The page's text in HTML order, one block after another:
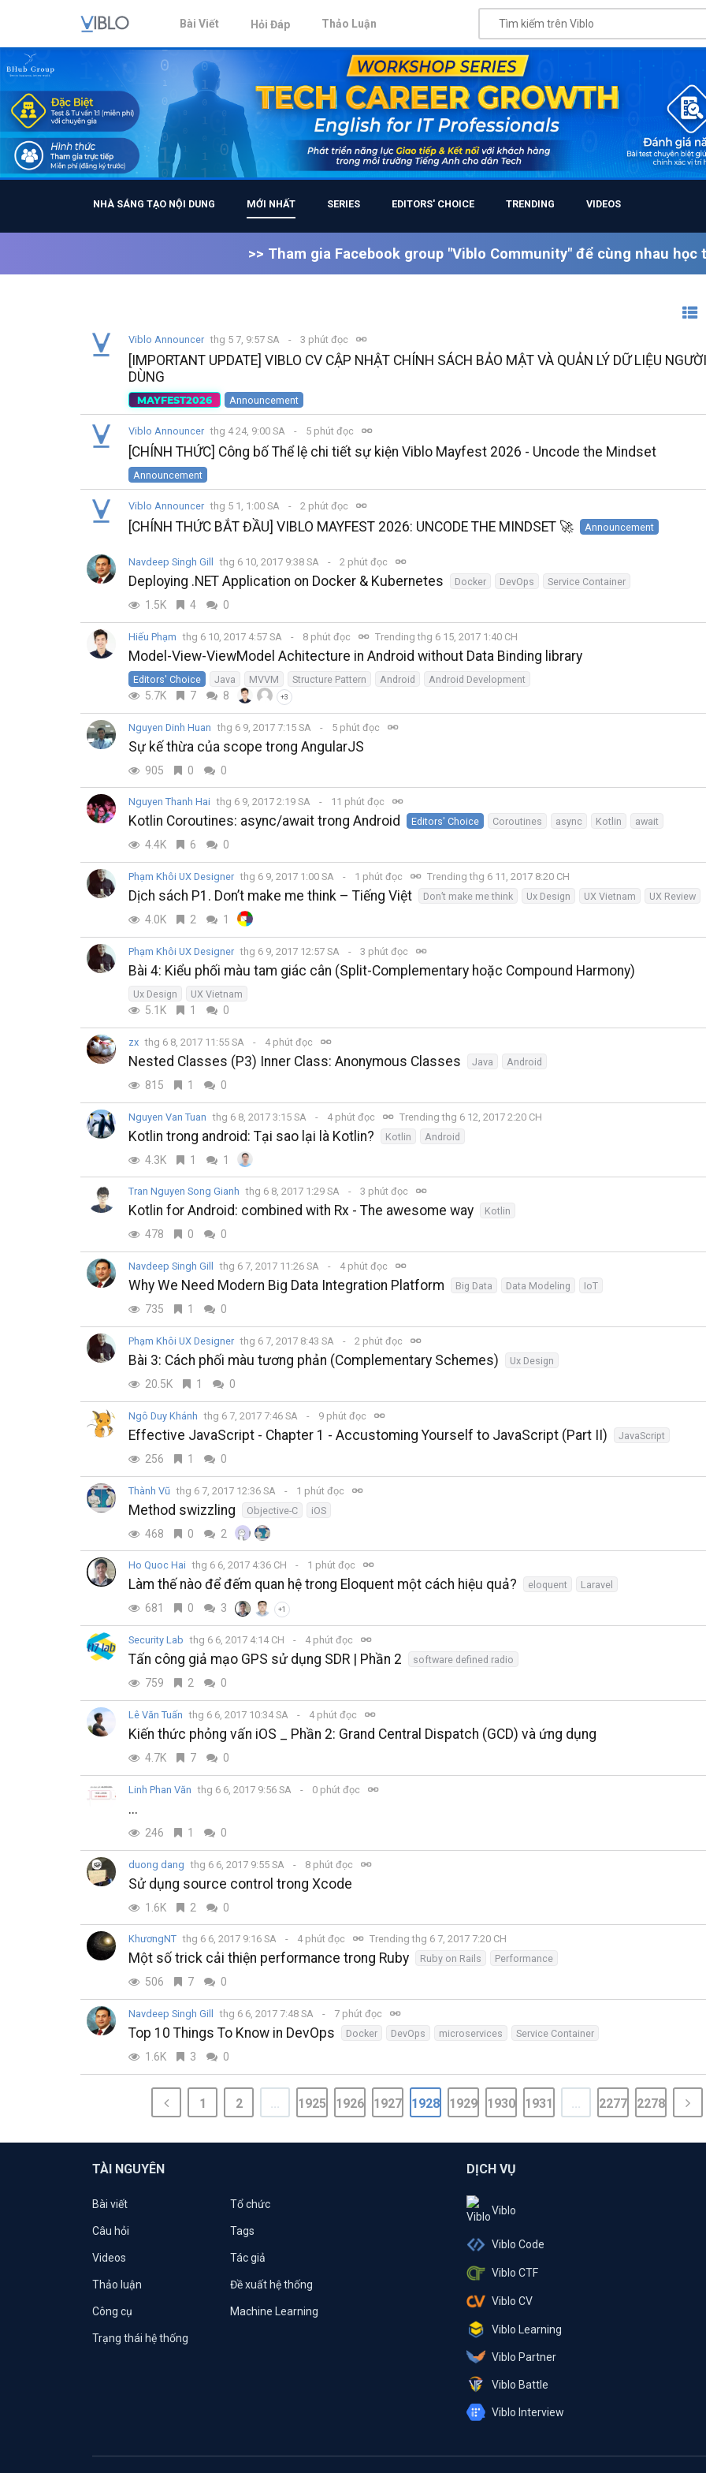
Bài Viết Hỏi Đáp Thảo Luận
NHÀ SÁNG TẠO NỘI DUNG MỚI NHẤT SERIES EDITORS' CHOICE TRENDING VIDEOS
>> Tham gia Facebook group "Viblo Community" để cùng nhau học
Viblo Announcer thg 5 7, 9:57 SA 3 phút đọc
[IMPORTANT UPDATE] VIBLO CV CẬP NHẬT CHÍNH SÁCH BẢO MẬT VÀ QUẢN LÝ DỮ LIỆU NGƯỜI
DÙNG
MAYFEST2026 Announcement
Viblo Announcer thg 4 24, 9:00 SA 5 phút đọc
[CHÍNH THỨC] Công bố Thể lệ chi tiết sự kiện Viblo Mayfest 2026 - Uncode the Mindset
Announcement
Viblo Announcer thg 5 1, 1:00 SA 2 phút đọc
[CHÍNH THỨC BẮT ĐẦU] VIBLO MAYFEST 2026: UNCODE THE MINDSET 🚀 Announcement
Navdeep Singh Gill thg 6 10, 2017 9:38 SA 2 phút đọc
Deploying .NET Application on Docker & Kubernetes Docker DevOps Service Container
1.5K 4 0
Hiếu Phạm thg 6 10, 2017 4:57 SA 8 phút đọc Trending thg 6 15, 2017 1:40 CH
Model-View-ViewModel Achitecture in Android without Data Binding library
Editors' Choice Java MVVM Structure Pattern Android Android Development
5.7K 7 8 +3
Nguyen Dinh Huan thg 6 9, 2017 7:15 SA 5 phút đọc
Sự kế thừa của scope trong AngularJS
905 0 0
Nguyen Thanh Hai thg 6 9, 2017 2:19 SA 11 phút đọc
Kotlin Coroutines: async/await trong Android Editors' Choice Coroutines async Kotlin await
4.4K 6 0
Phạm Khôi UX Designer thg 6 9, 2017 1:00 SA 1 phút đọc Trending thg 6 11, 2017 8:20 CH
Dịch sách P1. Don’t make me think – Tiếng Việt Don’t make me think Ux Design UX Vietnam UX Review
4.0K 2 1
Phạm Khôi UX Designer thg 6 9, 2017 12:57 SA 3 phút đọc
Bài 4: Kiểu phối màu tam giác cân (Split-Complementary hoặc Compound Harmony)
Ux Design UX Vietnam
5.1K 1 0
zx thg 6 8, 2017 11:55 SA 4 phút đọc
Nested Classes (P3) Inner Class: Anonymous Classes Java Android
815 1 0
Nguyen Van Tuan thg 6 8, 2017 3:15 SA 4 phút đọc Trending thg 6 12, 2017 2:20 CH
Kotlin trong android: Tại sao lại là Kotlin? Kotlin Android
4.3K 1 1
Tran Nguyen Song Gianh thg 6 8, 2017 1:29 SA 3 phút đọc
Kotlin for Android: combined with Rx - The awesome way Kotlin
478 0 0
Navdeep Singh Gill thg 6 7, 2017 11:26 SA 4 phút đọc
Why We Need Modern Big Data Integration Platform Big Data Data Modeling IoT
735 1 0
Phạm Khôi UX Designer thg 6 7, 2017 8:43 SA 2 phút đọc
Bài 3: Cách phối màu tương phản (Complementary Schemes) Ux Design
20.5K 1 0
Ngô Duy Khánh thg 6 7, 2017 7:46 SA 9 phút đọc
Effective JavaScript - Chapter 1 - Accustoming Yourself to JavaScript (Part II) JavaScript
256 1 0
Thành Vũ thg 6 7, 2017 12:36 SA 1 phút đọc
Method swizzling Objective-C iOS
468 0 2
Ho Quoc Hai thg 6 6, 2017 4:36 CH 1 phút đọc
Làm thế nào để đếm quan hệ trong Eloquent một cách hiệu quả? eloquent Laravel
681 0 3 +1
Security Lab thg 6 6, 2017 4:14 CH 4 phút đọc
Tấn công giả mạo GPS sử dụng SDR | Phần 2 software defined radio
759 2 0
Lê Văn Tuấn thg 6 6, 2017 10:34 SA 4 phút đọc
Kiến thức phỏng vấn iOS _ Phần 2: Grand Central Dispatch (GCD) và ứng dụng
4.7K 7 0
Linh Phan Văn thg 6 6, 2017 9:56 SA 0 phút đọc
...
246 1 0
duong dang thg 6 6, 2017 9:55 SA 8 phút đọc
Sử dụng source control trong Xcode
1.6K 2 0
KhươngNT thg 6 6, 2017 9:16 SA 4 phút đọc Trending thg 6 7, 2017 7:20 CH
Một số trick cải thiện performance trong Ruby Ruby on Rails Performance
506 7 0
Navdeep Singh Gill thg 6 6, 2017 7:48 SA 7 phút đọc
Top 10 Things To Know in DevOps Docker DevOps microservices Service Container
1.6K 3 0
1 2 ... 1925 1926 1927 1928 1929 1930 1931 ... 2277 2278
TÀI NGUYÊN
Bài viết Tổ chức
Câu hỏi Tags
Videos Tác giả
Thảo luận Đề xuất hệ thống
Công cụ Machine Learning
Trạng thái hệ thống
DỊCH VỤ
Viblo
Viblo Code
Viblo CTF
Viblo CV
Viblo Learning
Viblo Partner
Viblo Battle
Viblo Interview